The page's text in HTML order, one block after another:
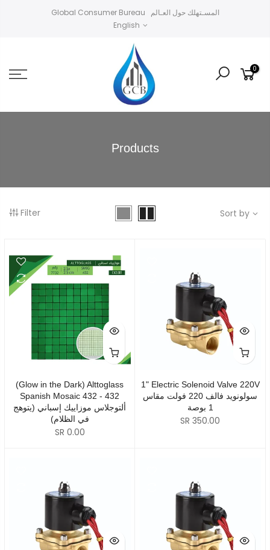
Global Consumer Bureau المسـتهلك حول العـالم
English
0
Products
Filter Sort by
(Glow in the Dark) Alttoglass
Spanish Mosaic 432 - 432
ألتوجلاس موزاييك إسباني (يتوهج
في الظلام)
SR 0.00
1" Electric Solenoid Valve 220V
سولونويد فالف 220 فولت مقاس
1 بوصة
SR 350.00